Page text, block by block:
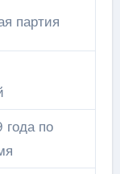
партия
года по